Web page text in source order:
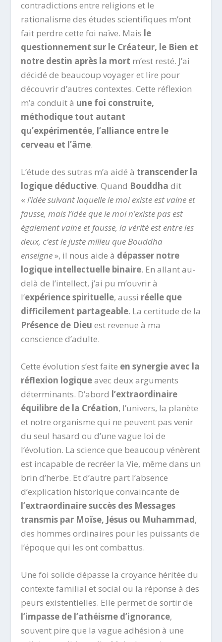
contradictions entre religions et le
rationalisme des études scientifiques m’ont
fait perdre cette foi naïve. Mais le
questionnement sur le Créateur, le Bien et
notre destin après la mort m’est resté. J’ai
décidé de beaucoup voyager et lire pour
découvrir d’autres contextes. Cette réflexion
m’a conduit à une foi construite,
méthodique tout autant
qu’expérimentée, l’alliance entre le
cerveau et l’âme.
L’étude des sutras m’a aidé à transcender la
logique déductive. Quand Bouddha dit
«l’idée suivant laquelle le moi existe est vaine et
fausse, mais l’idée que le moi n’existe pas est
également vaine et fausse, la vérité est entre les
deux, c’est le juste milieu que Bouddha
enseigne», il nous aide à dépasser notre
logique intellectuelle binaire. En allant au-
delà de l’intellect, j’ai pu m’ouvrir à
l’expérience spirituelle, aussi réelle que
difficilement partageable. La certitude de la
Présence de Dieu est revenue à ma
conscience d’adulte.
Cette évolution s’est faite en synergie avec la
réflexion logiqueavec deux arguments
déterminants. D’abord l’extraordinaire
équilibre de la Création, l’univers, la planète
et notre organisme qui ne peuvent pas venir
du seul hasard ou d’une vague loi de
l’évolution. La science que beaucoup vénèrent
est incapable de recréer la Vie, même dans un
brin d’herbe. Et d’autre part l’absence
d’explication historique convaincante de
l’extraordinaire succès des Messages
transmis par Moïse, Jésus ou Muhammad,
des hommes ordinaires pour les puissants de
l’époque qui les ont combattus.
Une foi solide dépasse la croyance héritée du
contexte familial et social ou la réponse à des
peurs existentielles. Elle permet de sortir de
l’impasse de l’athéisme d’ignorance,
souvent pire que la vague adhésion à une